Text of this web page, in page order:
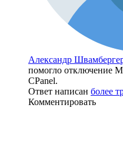
Александр
помогло отключение
CPanel.
Ответ написан более
Комментировать